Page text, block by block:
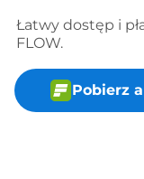
Łatwy dostęp i
FLOW.
Pobierz